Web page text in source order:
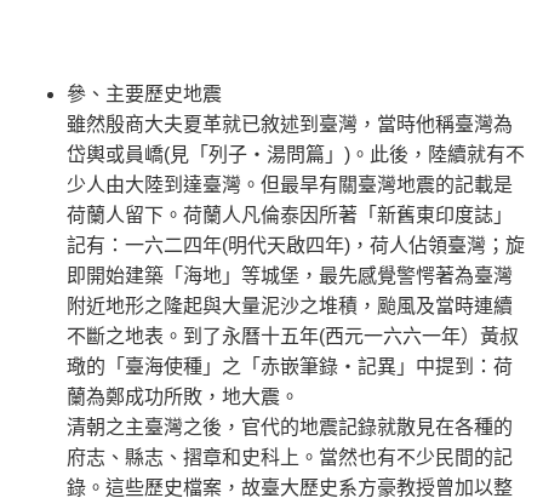
參、主要歷史地震
雖然殷商大夫夏革就已敘述到臺灣，當時他稱臺灣為
岱輿或員嶠(見「列子‧湯問篇」)。此後，陸續就有不
少人由大陸到達臺灣。但最旱有關臺灣地震的記載是
荷蘭人留下。荷蘭人凡倫泰因所著「新舊東印度誌」
記有：一六二四年(明代天啟四年)，荷人佔領臺灣；旋
即開始建築「海地」等城堡，最先感覺警愕著為臺灣
附近地形之隆起與大量泥沙之堆積，颱風及當時連續
不斷之地表。到了永曆十五年(西元一六六一年）黃叔
璥的「臺海使種」之「赤嵌筆錄‧記異」中提到：荷
蘭為鄭成功所敗，地大震。
清朝之主臺灣之後，官代的地震記錄就散見在各種的
府志、縣志、摺章和史科上。當然也有不少民間的記
錄。這些歷史檔案，故臺大歷史系方豪教授曾加以整